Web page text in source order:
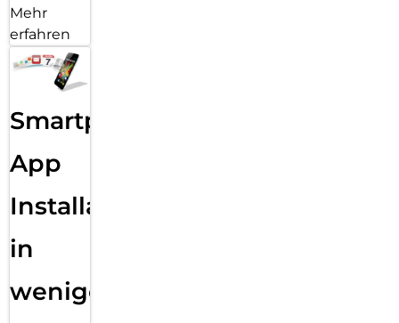
Mehr
erfahren
Smartphone
App
Installation
in
wenigen